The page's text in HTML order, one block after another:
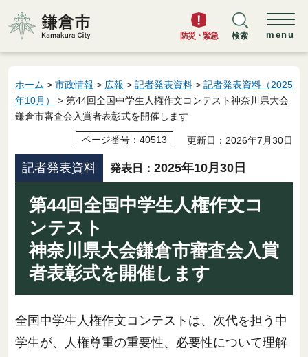
鎌倉市
防災・緊急 検索 menu
ホーム > 市政情報 > 広報 > 記者発表資料 > 記者発表資料（2025
年10月）
> 第44回全国中学生人権作文コンテスト神奈川県大会
鎌倉市審査会入賞者表彰式を開催します
ページ番号：40513 更新日：2026年7月30日
記者発表資料 発表日： 2025年10月30日
第44回全国中学生人権作文コ
ンテスト
神奈川県大会鎌倉市審査会入賞
者表彰式を開催します
全国中学生人権作文コンテストは、次代を担う中
学生が、人権尊重の重要性、必要性について理解